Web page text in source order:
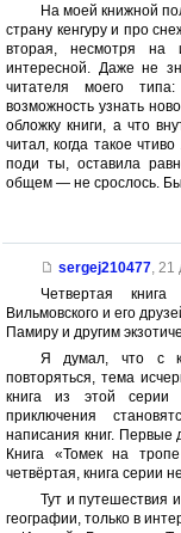
На моей книжной
страну кенгуру и про
вторая, несмотря на
интересной. Даже не
читателя моего
возможность узнать
обложку книги, а что
читал, когда такое
поди ты, оставила
общем — не срослось.
sergej210477, 21
Четвертая
Вильмовского и его
Памиру и другим
Я думал, что с
повторяться, тема
книга из этой серии
приключения
написания книг. Первые
Книга «Томек на
четвёртая, книга серии
Тут и путешествия
географии, только в